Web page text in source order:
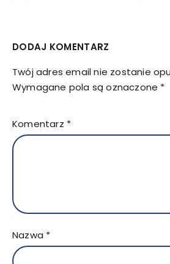
DODAJ KOMENTARZ
Twój adres email nie zostanie
Wymagane pola są oznaczone *
Komentarz *
Nazwa *